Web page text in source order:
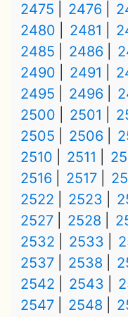
2475
2476
2480
2481
2485
2486
2490
2491
2495
2496
2500
2501
2505
2506
2510
2511
2516
2517
2522
2523
2527
2528
2532
2533
2537
2538
2542
2543
2547
2548